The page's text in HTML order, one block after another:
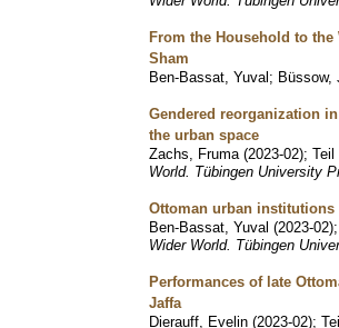
From the Household to
Sham
Ben-Bassat, Yuval; Büssow,
Gendered reorganization
the urban space
Zachs, Fruma (2023-02); Teil
World. Tübingen University
Ottoman urban
Ben-Bassat, Yuval (2023-02)
Wider World. Tübingen
Performances of late
Jaffa
Dierauff, Evelin (2023-02);